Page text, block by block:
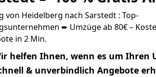
von Heidelberg nach Sarstedt : Top-
➨ Umzüge ab 80€ –
in 2 Min.
helfen Ihnen, wenn es um Ihren
& unverbindlich Angebote